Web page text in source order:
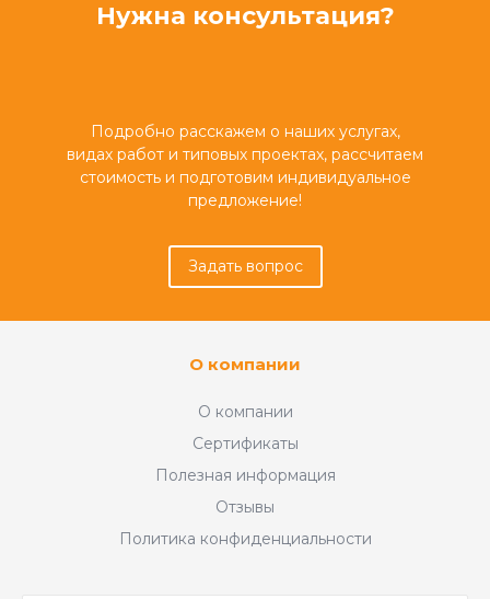
Нужна консультация?
Подробно расскажем о наших услугах,
видах работ и типовых проектах, рассчитаем
стоимость и подготовим индивидуальное
предложение!
Задать вопрос
О компании
О компании
Сертификаты
Полезная информация
Отзывы
Политика конфиденциальности